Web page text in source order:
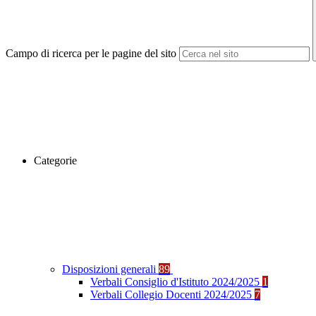
Campo di ricerca per le pagine del sito
Categorie
Disposizioni generali 89
Verbali Consiglio d'Istituto 2024/2025 1
Verbali Collegio Docenti 2024/2025 7